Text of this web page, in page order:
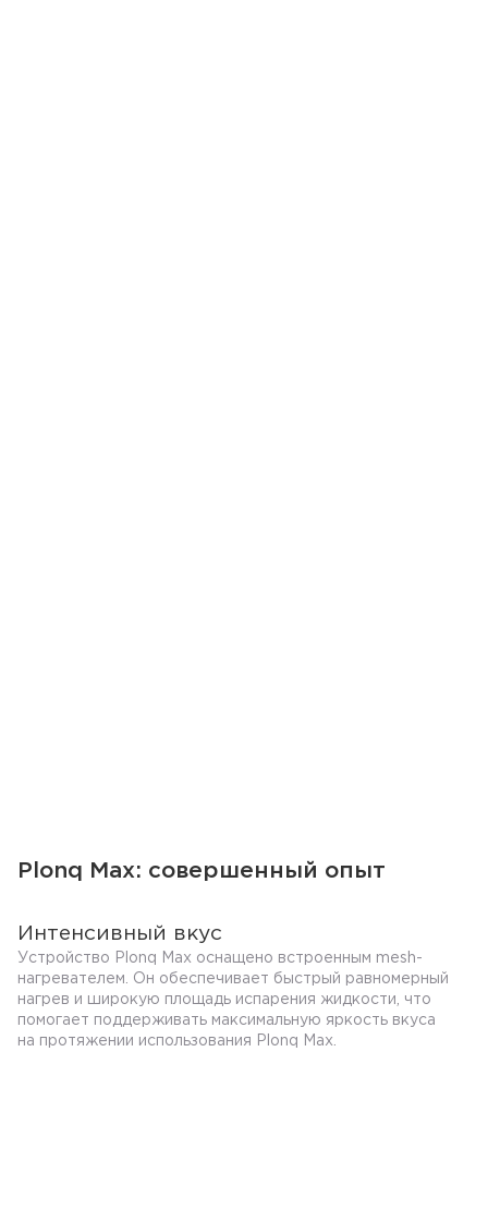
Plonq Max: совершенный опыт
Интенсивный вкус
Устройство Plonq Max оснащено встроенным mesh-
нагревателем. Он обеспечивает быстрый равномерный
нагрев и широкую площадь испарения жидкости, что
помогает поддерживать максимальную яркость вкуса
на протяжении использования Plonq Max.